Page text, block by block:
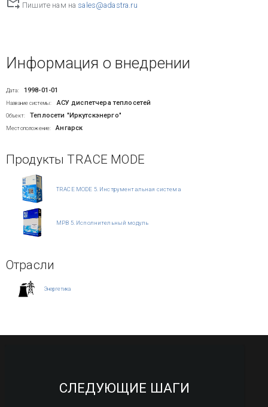
Пишите нам на sales@adastra.ru
Информация о внедрении
Дата: 1998-01-01
Название системы: АСУ диспетчера теплосетей
Объект: Теплосети "Иркутскэнерго"
Местоположение: Ангарск
Продукты TRACE MODE
TRACE MODE 5. Инструментальная система
МРВ 5. Исполнительный модуль
Отрасли
Энергетика
СЛЕДУЮЩИЕ ШАГИ